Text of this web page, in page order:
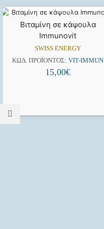
Βιταμίνη σε κάψουλα
Immunovit
SWISS ENERGY
ΚΩΔ. ΠΡΟΪΌΝΤΟΣ: VIT-IMMUN
15,00€